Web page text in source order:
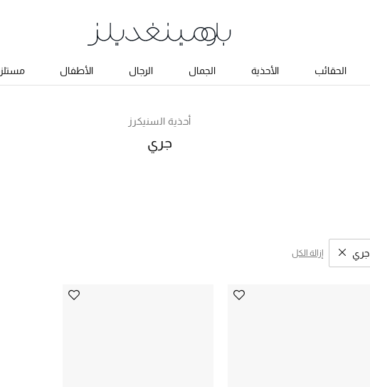
الحقائب الأحذية الجمال الرجال الأطفال
أحذية السنيكرز
جري
جري
مسح نتائج البحث النوع المحدد
إزالة الكل